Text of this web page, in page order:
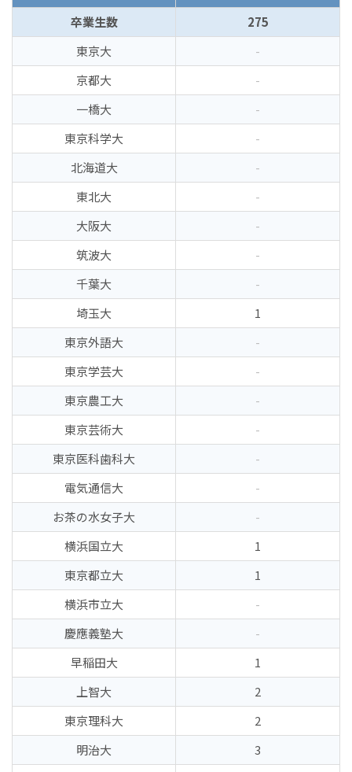
卒業生数
275
東京大
-
京都大
-
一橋大
-
東京科学大
-
北海道大
-
東北大
-
大阪大
-
筑波大
-
千葉大
-
埼玉大
1
東京外語大
-
東京学芸大
-
東京農工大
-
東京芸術大
-
東京医科歯科大
-
電気通信大
-
お茶の水女子大
-
横浜国立大
1
東京都立大
1
横浜市立大
-
慶應義塾大
-
早稲田大
1
上智大
2
東京理科大
2
明治大
3